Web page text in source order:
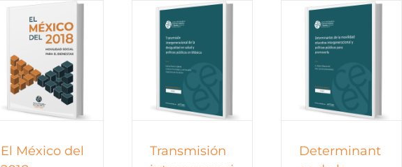
El México del
Documentos de trabajo
Documentos de trabajo
2017
Transmisión
Documentos de trabajo
Determinant